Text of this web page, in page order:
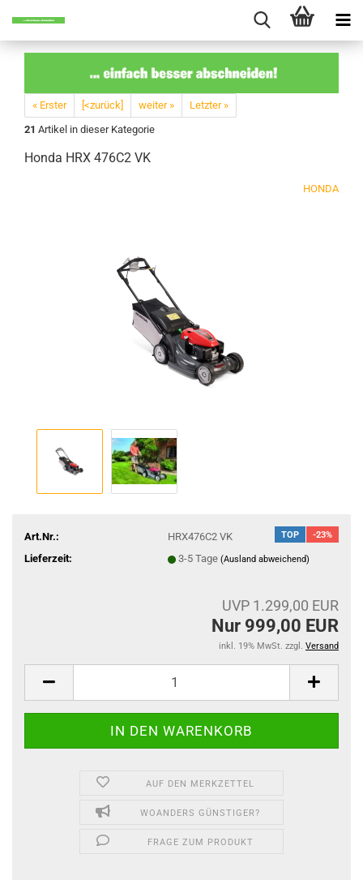
« Erster [<zurück] weiter »
Letzter »
21 Artikel in dieser Kategorie
Honda HRX 476C2 VK
HONDA
TOP -23%
Art.Nr.:
HRX476C2 VK
Lieferzeit:
3-5 Tage (Ausland abweichend)
UVP 1.299,00 EUR
Nur 999,00 EUR
inkl. 19% MwSt. zzgl. Versand
AUF DEN MERKZETTEL
WOANDERS GÜNSTIGER?
FRAGE ZUM PRODUKT